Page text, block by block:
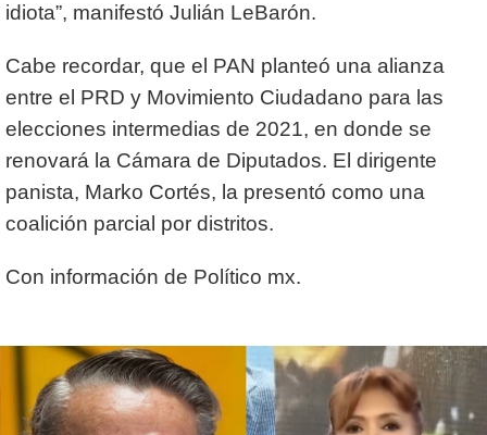
idiota”, manifestó Julián LeBarón.
Cabe recordar, que el PAN planteó una alianza
entre el PRD y Movimiento Ciudadano para las
elecciones intermedias de 2021, en donde se
renovará la Cámara de Diputados. El dirigente
panista, Marko Cortés, la presentó como una
coalición parcial por distritos.
Con información de Político mx.